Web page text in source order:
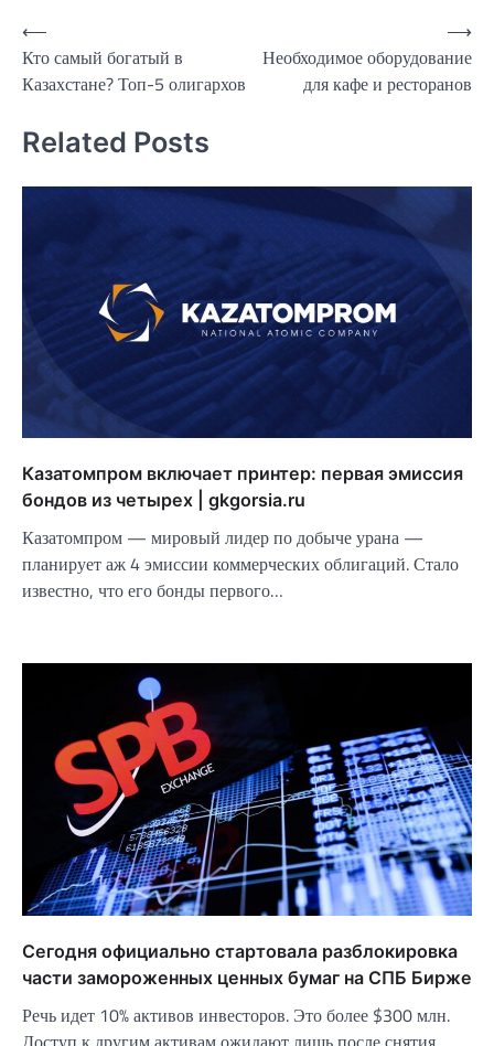
Навигация
по
записям
⟵
Кто самый богатый в
Казахстане? Топ-5 олигархов
Необходимое оборудование
для кафе и ресторанов
⟶
Related Posts
Казатомпром включает принтер: первая эмиссия
бондов из четырех | gkgorsia.ru
Казатомпром — мировый лидер по добыче урана —
планирует аж 4 эмиссии коммерческих облигаций. Стало
известно, что его бонды первого…
Сегодня официально стартовала разблокировка
части замороженных ценных бумаг на СПБ Бирже
Речь идет 10% активов инвесторов. Это более $300 млн.